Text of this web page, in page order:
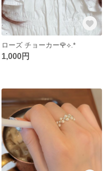
ローズ チョーカー🌹⟡.*
1,000円